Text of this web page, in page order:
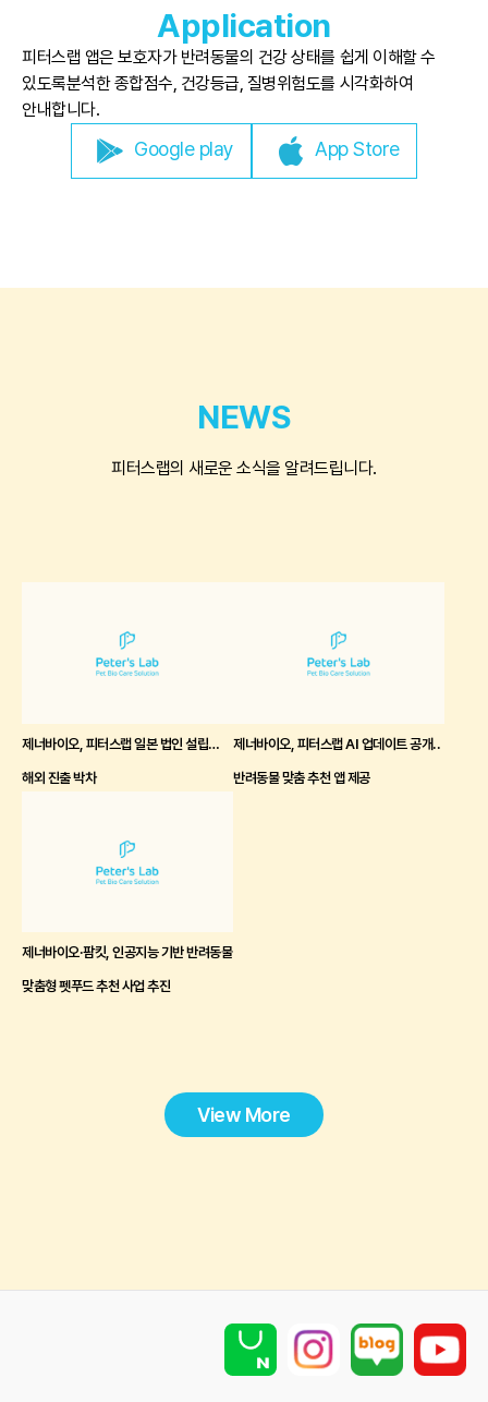
Application
피터스랩 앱은 보호자가 반려동물의 건강 상태를 쉽게 이해할 수
있도록분석한 종합점수, 건강등급, 질병위험도를 시각화하여
안내합니다.
Google play App Store
NEWS
피터스랩의 새로운 소식을 알려드립니다.
제너바이오, 피터스랩 일본 법인 설립…
해외 진출 박차
제너바이오, 피터스랩 AI 업데이트 공개..
반려동물 맞춤 추천 앱 제공
제너바이오·팜킷, 인공지능 기반 반려동물
맞춤형 펫푸드 추천 사업 추진
View More